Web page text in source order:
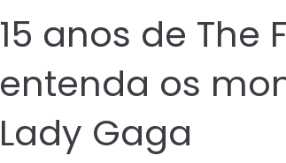
15 anos de The
entenda os
Lady Gaga